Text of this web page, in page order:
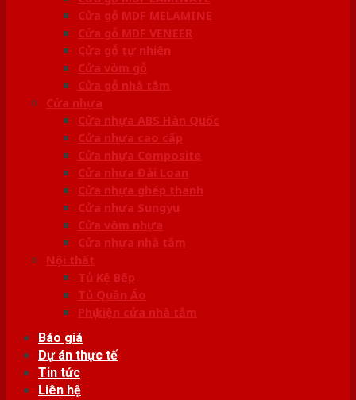
Cửa gỗ MDF MELAMINE
Cửa gỗ MDF VENEER
Cửa gỗ tự nhiên
Cửa vòm gỗ
Cửa gỗ nhà tắm
Cửa nhựa
Cửa nhựa ABS Hàn Quốc
Cửa nhựa cao cấp
Cửa nhựa Composite
Cửa nhựa Đài Loan
Cửa nhựa ghép thanh
Cửa nhựa Sungyu
Cửa vòm nhựa
Cửa nhựa nhà tắm
Nội thất
Tủ Kệ Bếp
Tủ Quần Áo
Phụ kiện cửa nhà tắm
Báo giá
Dự án thực tế
Tin tức
Liên hệ